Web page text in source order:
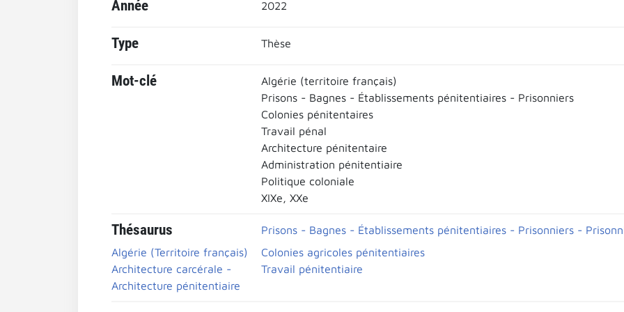
Année 2022
Type Thèse
Mot-clé
Algérie (territoire français)
Prisons - Bagnes - Établissements pénitentiaires - Prisonniers
Colonies pénitentaires
Travail pénal
Architecture pénitentaire
Administration pénitentiaire
Politique coloniale
XIXe, XXe
Thésaurus
Prisons - Bagnes - Établissements pénitentiaires - Prisonniers -
Algérie (Territoire français)
Colonies agricoles pénitentiaires
Architecture carcérale -
Architecture pénitentiaire
Travail pénitentiaire